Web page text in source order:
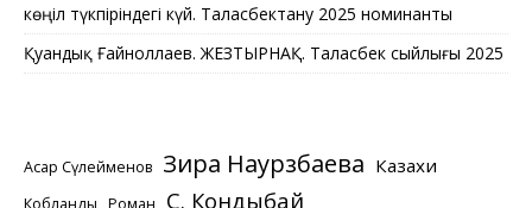
көңіл түкпіріндегі күй. Таласбектану 2025 номинанты
Қуандық Ғайноллаев. ЖЕЗТЫРНАҚ. Таласбек сыйлығы 2025
Асқар Сүлейменов Зира Наурзбаева Казахи
Кобланды Роман С. Кондыбай